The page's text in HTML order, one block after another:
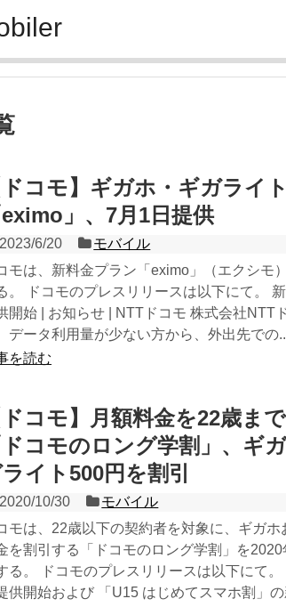
ドコモ】ギガホ・ギガライ
eximo」、7月1日提供
2023/6/20
モバイル
モは、新料金プラン「eximo」（エクシモ
。 ドコモのプレスリリースは以下にて。
開始 | お知らせ | NTTドコモ 株式会社NTT
データ利用量が少ない方から、外出先での
を読む
ドコモ】月額料金を22歳ま
ドコモのロング学割」、ギ
イト500円を割引
2020/10/30
モバイル
モは、22歳以下の契約者を対象に、ギガ
を割引する「ドコモのロング学割」を
る。 ドコモのプレスリリースは以下にて。
供開始および 「U15 はじめてスマホ割」